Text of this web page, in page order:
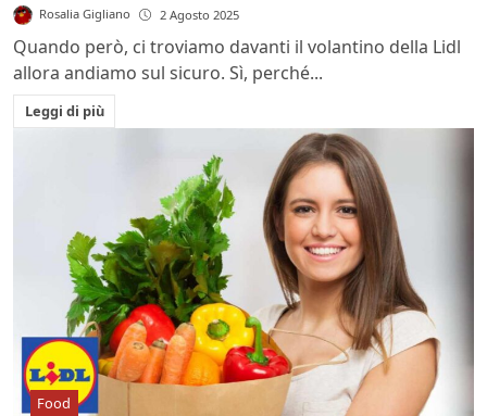
Rosalia Gigliano 2 Agosto 2025
Quando però, ci troviamo davanti il volantino della Lidl
allora andiamo sul sicuro. Sì, perché...
Leggi di più
Food